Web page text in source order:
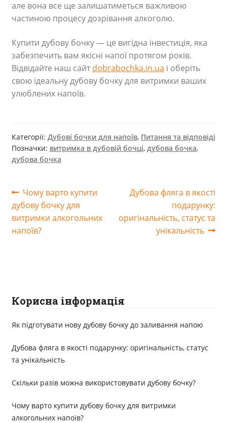
але вона все ще залишатиметься важливою
частиною процесу дозрівання алкоголю.
Купити дубову бочку — це вигідна інвестиція, яка
забезпечить вам якісні напої протягом років.
Відвідайте наш сайт dobrabochka.in.ua і оберіть
свою ідеальну дубову бочку для витримки ваших
улюблених напоїв.
Категорії: Дубові бочки для напоїв, Питання та відповіді
Позначки: витримка в дубовій бочці, дубова бочка,
дубова бочка
Навігація
записів
Попередні
записи:
Чому варто купити
дубову бочку для
витримки алкогольних
напоїв?
Наступні
Дубова фляга в якості
подарунку:
оригінальність, статус та
унікальність
Корисна інформація
Як підготувати нову дубову бочку до заливання напою
Дубова фляга в якості подарунку: оригінальність, статус
та унікальність
Скільки разів можна використовувати дубову бочку?
Чому варто купити дубову бочку для витримки
алкогольних напоїв?